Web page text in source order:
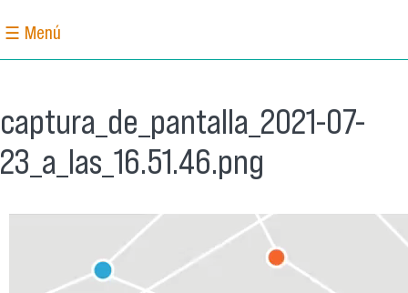
☰ Menú
captura_de_pantalla_2021-07-
23_a_las_16.51.46.png